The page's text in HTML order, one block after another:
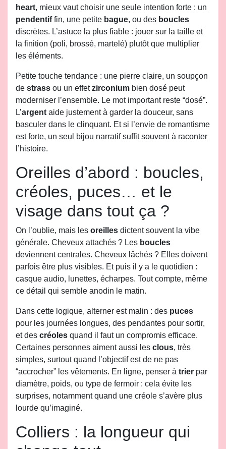
heart, mieux vaut choisir une seule intention forte : un
pendentiffin, une petite bague, ou des boucles
discrètes. L’astuce la plus fiable : jouer sur la taille et
la finition (poli, brossé, martelé) plutôt que multiplier
les éléments.
Petite touche tendance : une pierre claire, un soupçon
de strass ou un effetzirconium bien dosé peut
moderniser l’ensemble. Le mot important reste “dosé”.
L’argent aide justement à garder la douceur, sans
basculer dans le clinquant. Et si l’envie de romantisme
est forte, un seul bijou narratif suffit souvent à raconter
l’histoire.
Oreilles d’abord : boucles,
créoles, puces… et le
visage dans tout ça ?
On l’oublie, mais les oreilles dictent souvent la vibe
générale. Cheveux attachés ? Les boucles
deviennent centrales. Cheveux lâchés ? Elles doivent
parfois être plus visibles. Et puis il y a le quotidien :
casque audio, lunettes, écharpes. Tout compte, même
ce détail qui semble anodin le matin.
Dans cette logique, alterner est malin : des puces
pour les journées longues, des pendantes pour sortir,
et des créoles quand il faut un compromis efficace.
Certaines personnes aiment aussi les clous, très
simples, surtout quand l’objectif est de ne pas
“accrocher” les vêtements. En ligne, penser à trier par
diamètre, poids, ou type de fermoir : cela évite les
surprises, notamment quand une créole s’avère plus
lourde qu’imaginé.
Colliers : la longueur qui